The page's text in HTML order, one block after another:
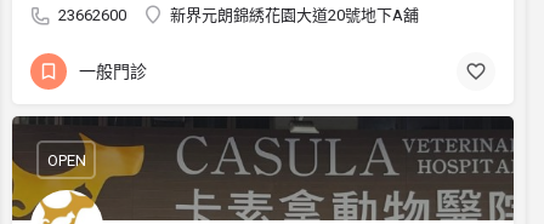
23662600 新界元朗錦綉花園大道20號地下A舖
一般門診
OPEN